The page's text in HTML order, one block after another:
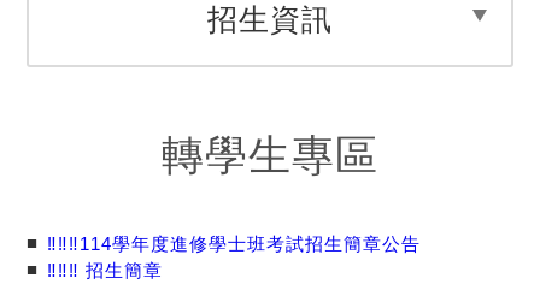
招生資訊
轉學生專區
■ ‼️‼️‼️114學年度進修學士班考試招生簡章公告
■ ‼️‼️‼️ 招生簡章